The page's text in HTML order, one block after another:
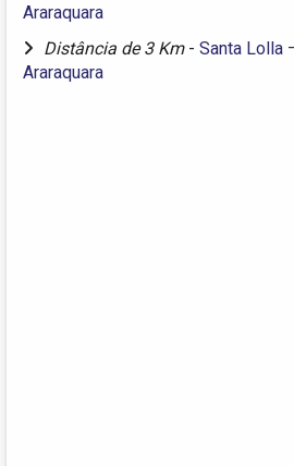
Araraquara
Distância de 3 Km - Santa Lolla
Araraquara